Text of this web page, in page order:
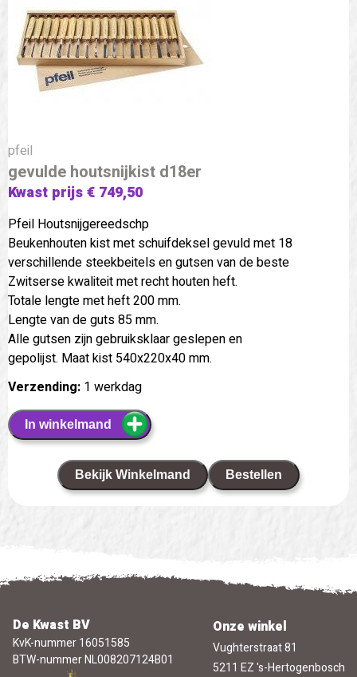
pfeil
gevulde houtsnijkist d18er
Kwast prijs € 749,50
Pfeil Houtsnijgereedschp
Beukenhouten kist met schuifdeksel gevuld met 18
verschillende steekbeitels en gutsen van de beste
Zwitserse kwaliteit met recht houten heft.
Totale lengte met heft 200 mm.
Lengte van de guts 85 mm.
Alle gutsen zijn gebruiksklaar geslepen en
gepolijst. Maat kist 540x220x40 mm.
Verzending: 1 werkdag
In winkelmand
Bekijk Winkelmand Bestellen
De Kwast BV
KvK-nummer 16051585
BTW-nummer NL008207124B01
Onze winkel
Vughterstraat 81
5211 EZ 's-Hertogenbosch